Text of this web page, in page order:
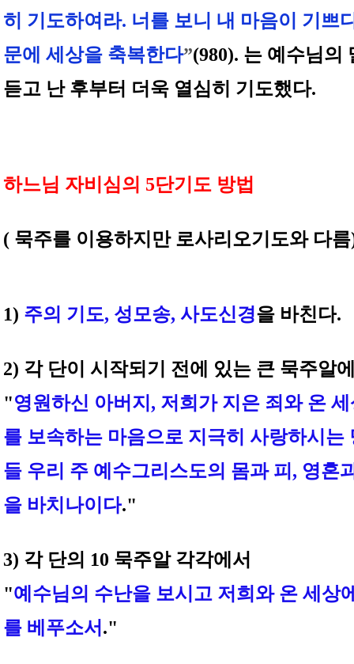
히 기도하여라. 너를 보니 내 마음이 기쁘
문에 세상을 축복한다”(980). 는 예수님의
듣고 난 후부터 더욱 열심히 기도했다.
하느님 자비심의 5단기도 방법
( 묵주를 이용하지만 로사리오기도와 다
1) 주의 기도, 성모송, 사도신경을 바친다.
2) 각 단이 시작되기 전에 있는 큰 묵주알
"영원하신 아버지, 저희가 지은 죄와 온
를 보속하는 마음으로 지극히 사랑하시는
들 우리 주 예수그리스도의 몸과 피, 영혼
을 바치나이다."
3) 각 단의 10 묵주알 각각에서
"예수님의 수난을 보시고 저희와 온 세상
를 베푸소서 ."